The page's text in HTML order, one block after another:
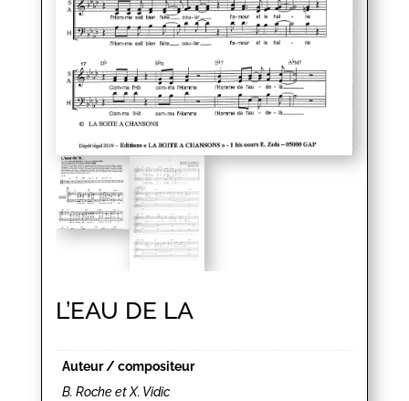
L’EAU DE LA
Auteur / compositeur
B. Roche et X. Vidic